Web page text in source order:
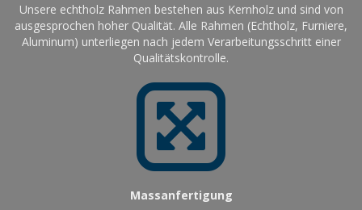
Unsere echtholz Rahmen bestehen aus Kernholz und sind von
ausgesprochen hoher Qualität. Alle Rahmen (Echtholz, Furniere,
Aluminum) unterliegen nach jedem Verarbeitungsschritt einer
Qualitätskontrolle.
Massanfertigung